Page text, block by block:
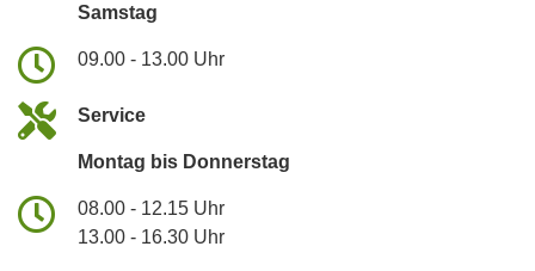
Samstag
09.00 - 13.00 Uhr
Service
Montag bis Donnerstag
08.00 - 12.15 Uhr
13.00 - 16.30 Uhr